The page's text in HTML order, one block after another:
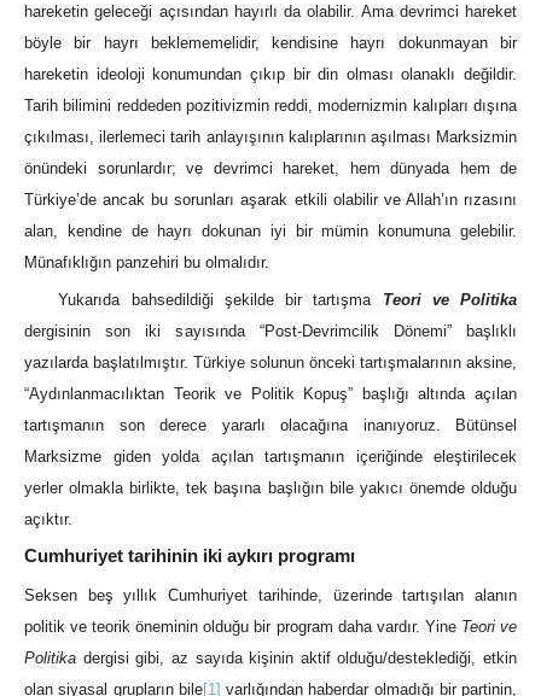
hareketin geleceği açısından hayırlı da olabilir. Ama devrimci hareket
böyle bir hayrı beklememelidir, kendisine hayrı dokunmayan bir
hareketin ideoloji konumundan çıkıp bir din olması olanaklı değildir.
Tarih bilimini reddeden pozitivizmin reddi, modernizmin kalıpları dışına
çıkılması, ilerlemeci tarih anlayışının kalıplarının aşılması Marksizmin
önündeki sorunlardır; ve devrimci hareket, hem dünyada hem de
Türkiye’de ancak bu sorunları aşarak etkili olabilir ve Allah’ın rızasını
alan, kendine de hayrı dokunan iyi bir mümin konumuna gelebilir.
Münafıklığın panzehiri bu olmalıdır.
Yukarıda bahsedildiği şekilde bir tartışma Teori ve Politika
dergisinin son iki sayısında “Post-Devrimcilik Dönemi” başlıklı
yazılarda başlatılmıştır. Türkiye solunun önceki tartışmalarının aksine,
“Aydınlanmacılıktan Teorik ve Politik Kopuş” başlığı altında açılan
tartışmanın son derece yararlı olacağına inanıyoruz. Bütünsel
Marksizme giden yolda açılan tartışmanın içeriğinde eleştirilecek
yerler olmakla birlikte, tek başına başlığın bile yakıcı önemde olduğu
açıktır.
Cumhuriyet tarihinin iki aykırı programı
Seksen beş yıllık Cumhuriyet tarihinde, üzerinde tartışılan alanın
politik ve teorik öneminin olduğu bir program daha vardır. Yine Teori ve
Politika dergisi gibi, az sayıda kişinin aktif olduğu/desteklediği, etkin
olan siyasal grupların bile[1] varlığından haberdar olmadığı bir partinin,